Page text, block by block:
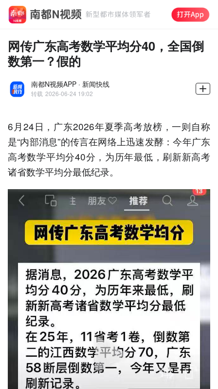
网传广东高考数学平均分40，全国倒
数第一？假的
南都N视频APP · 新闻快线
转载 2026-06-24 19:02
6月24日，广东2026年夏季高考放榜，一则自称
是“内部消息”的传言在网络上迅速发酵：今年广东
高考数学平均分40分，为历年最低，刷新新高考
诸省数学平均分最低纪录。